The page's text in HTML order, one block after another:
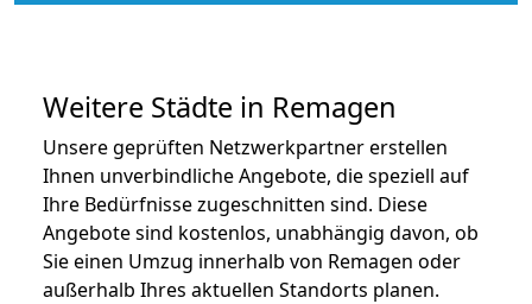
Weitere Städte in Remagen
Unsere geprüften Netzwerkpartner erstellen
Ihnen unverbindliche Angebote, die speziell auf
Ihre Bedürfnisse zugeschnitten sind. Diese
Angebote sind kostenlos, unabhängig davon, ob
Sie einen Umzug innerhalb von Remagen oder
außerhalb Ihres aktuellen Standorts planen.